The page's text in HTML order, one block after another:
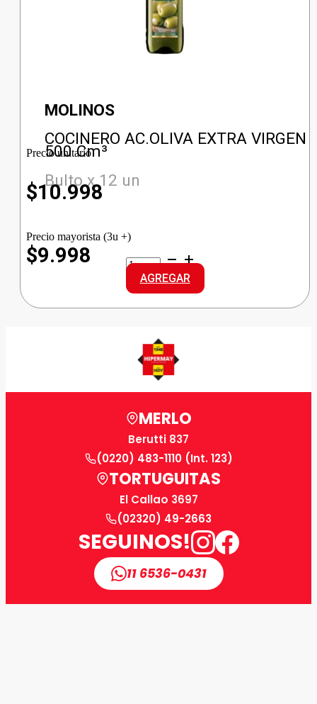
MOLINOS
COCINERO AC.OLIVA EXTRA VIRGEN
500 Cm³
Bulto x 12 un
Precio unitario
$10.998
Precio mayorista (3u +)
$9.998
COCINERO
AC.OLIVA
EXTRA
VIRGEN
cantidad
AGREGAR
MERLO
Berutti 837
(0220) 483-1110 (Int. 123)
TORTUGUITAS
El Callao 3697
(02320) 49-2663
SEGUINOS!
11 6536-0431